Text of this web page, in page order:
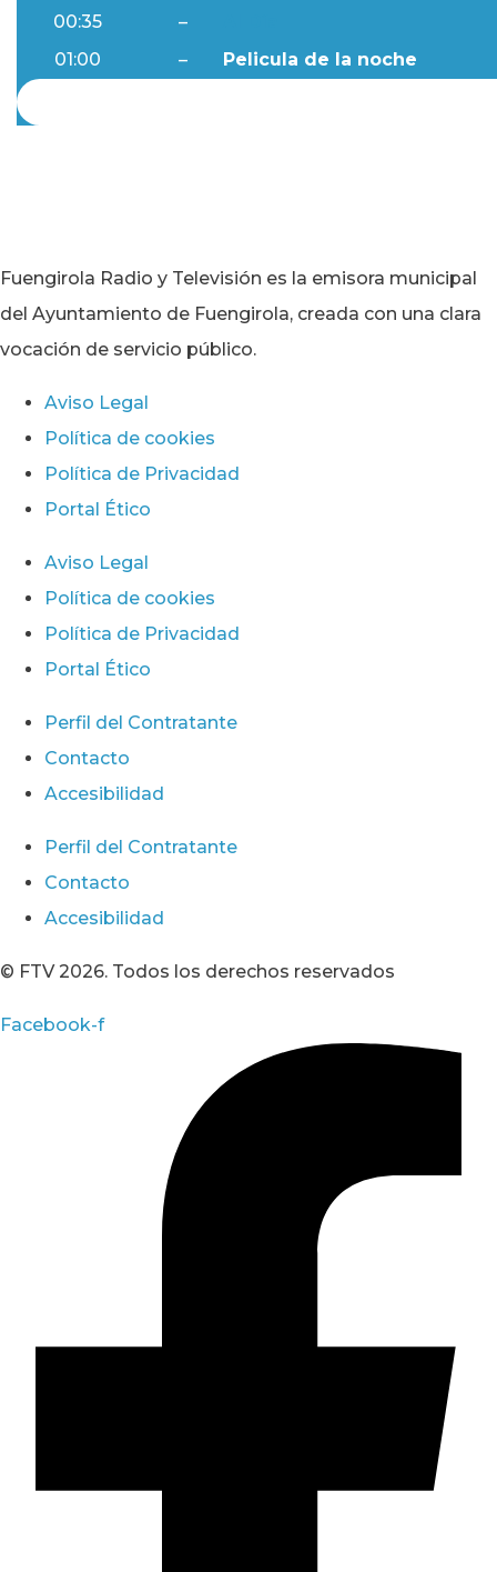
00:35 –
01:00
– Pelicula de la noche
Fuengirola Radio y Televisión es la emisora municipal
del Ayuntamiento de Fuengirola, creada con una clara
vocación de servicio público.
Aviso Legal
Política de cookies
Política de Privacidad
Portal Ético
Aviso Legal
Política de cookies
Política de Privacidad
Portal Ético
Perfil del Contratante
Contacto
Accesibilidad
Perfil del Contratante
Contacto
Accesibilidad
© FTV 2026. Todos los derechos reservados
Facebook-f